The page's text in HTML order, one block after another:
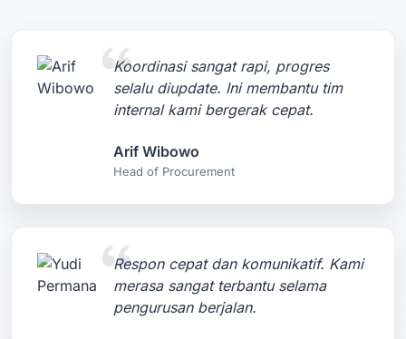
Koordinasi sangat rapi, progres
selalu diupdate. Ini membantu tim
internal kami bergerak cepat.
Arif Wibowo
Head of Procurement
Respon cepat dan komunikatif. Kami
merasa sangat terbantu selama
pengurusan berjalan.